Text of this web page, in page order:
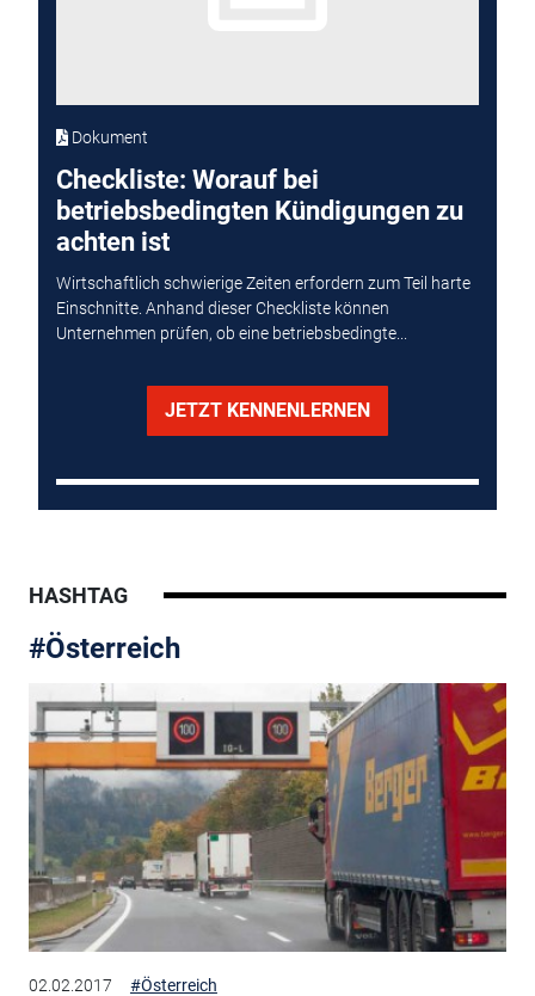
Dokument
Checkliste: Worauf bei
betriebsbedingten Kündigungen zu
achten ist
Wirtschaftlich schwierige Zeiten erfordern zum Teil harte
Einschnitte. Anhand dieser Checkliste können
Unternehmen prüfen, ob eine betriebsbedingte...
JETZT KENNENLERNEN
HASHTAG
#Österreich
02.02.2017 #Österreich